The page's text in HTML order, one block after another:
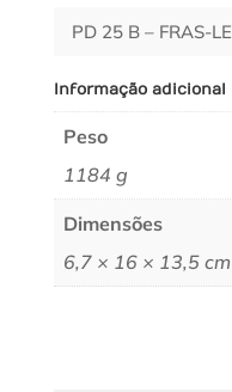
PD 25 B – FRAS-LE
Informação adicional
Peso
1184 g
Dimensões
6,7 × 16 × 13,5 cm